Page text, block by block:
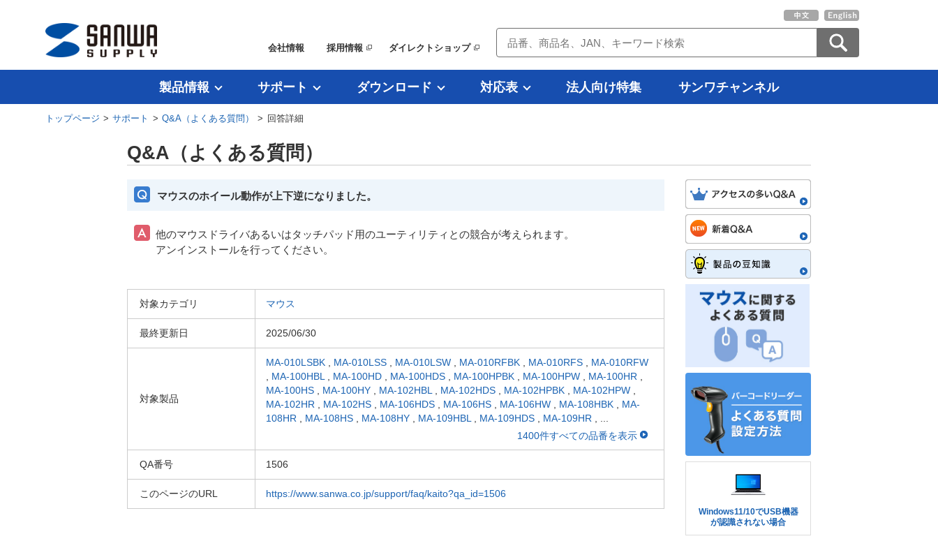
会社情報 採用情報 ダイレクトショップ
製品情報 サポート ダウンロード 対応表 法人向け特集 サンワチャンネル
トップページ >サポート > Q&A（よくある質問） > 回答詳細
Q&A（よくある質問）
マウスのホイール動作が上下逆になりました。
他のマウスドライバあるいはタッチパッド用のユーティリティとの競合が考えられます。
アンインストールを行ってください。
対象カテゴリ マウス
最終更新日 2025/06/30
対象製品
MA-010LSBK MA-010LSS MA-010LSW MA-010RFBK MA-010RFS
MA-010RFW
MA-100HBL MA-100HD MA-100HDS MA-100HPBK MA-100HPW MA-100HR
MA-100HS
MA-100HY MA-102HBL MA-102HDS MA-102HPBK MA-102HPW
MA-102HR
MA-102HS MA-106HDS MA-106HS MA-106HW MA-108HBK
MA-
108HR
MA-108HS MA-108HY MA-109HBL MA-109HDS MA-109HR
1400件すべての品番を表示
QA番号 1506
このページのURL https://www.sanwa.co.jp/support/faq/kaito?qa_id=1506
Windows11/10でUSB機器
が認識されない場合